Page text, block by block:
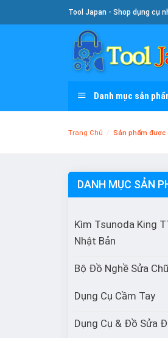
To
Tool Japan - Shop dụng cụ
Danh mục sản
Trang Chủ / Sản phẩm được
DANH MỤC SẢN
Kìm Tsunoda King
Nhật Bản
Bộ Đồ Nghề Sửa
Dụng Cụ Cầm Tay
Dụng Cụ & Đồ Sửa